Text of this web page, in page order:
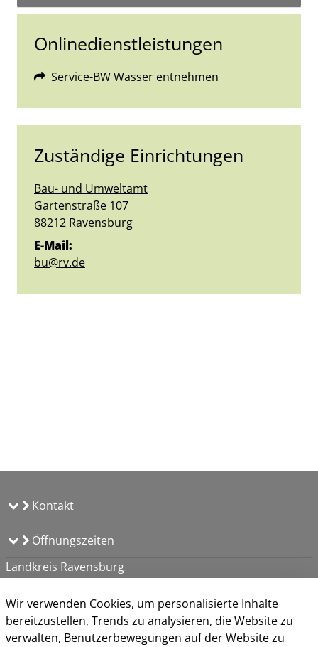
Onlinedienstleistungen
Service-BW Wasser entnehmen
Zuständige Einrichtungen
Bau- und Umweltamt
Straße:
Gartenstraße Hausnummer:
107
PLZ:
88212 Ort:
Ravensburg
E-Mail:
bu@rv.de
Kontakt
Öffnungszeiten
Landkreis Ravensburg
Servicezeiten
Impressum
Datenschutz
Kontakt
Wir verwenden Cookies, um personalisierte Inhalte
bereitzustellen, Trends zu analysieren, die Website zu
verwalten, Benutzerbewegungen auf der Website zu